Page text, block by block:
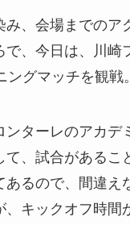
み、会場までのア
で、今日は、川崎
ングマッチを観戦。
ンターレのアカデ
、試合があるこ
あるので、間違え
、キックオフ時間